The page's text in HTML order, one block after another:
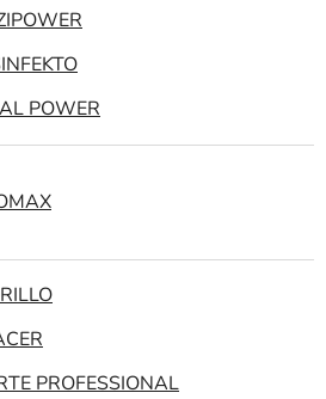
POWER
PROFESSIONAL